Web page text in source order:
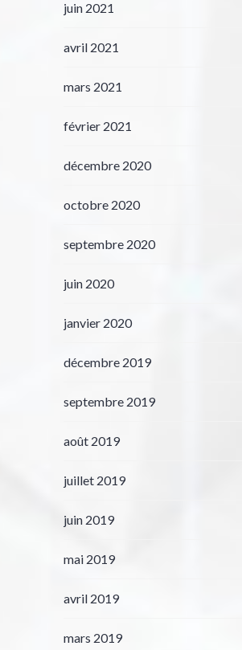
juin 2021
avril 2021
mars 2021
février 2021
décembre 2020
octobre 2020
septembre 2020
juin 2020
janvier 2020
décembre 2019
septembre 2019
août 2019
juillet 2019
juin 2019
mai 2019
avril 2019
mars 2019